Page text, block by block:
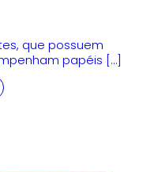
que possuem
papéis […]